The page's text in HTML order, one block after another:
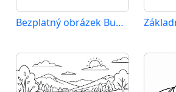
Bezplatný obrázek Bugatti